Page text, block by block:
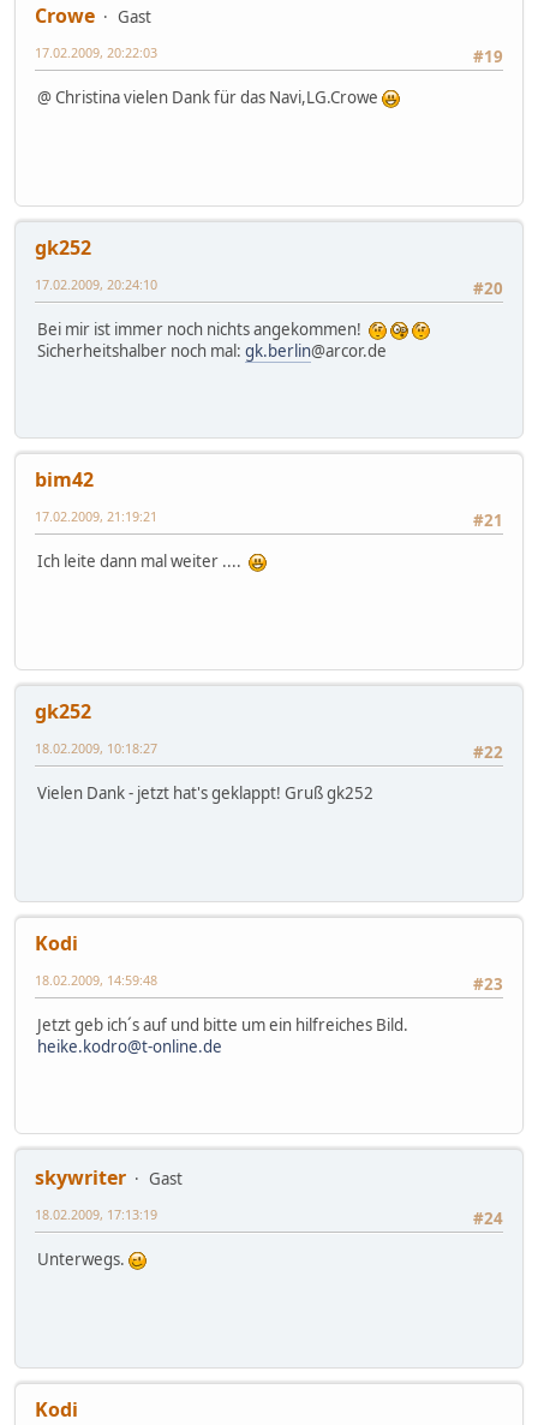
Crowe
Gast
#19
17.02.2009, 20:22:03
@ Christina vielen Dank für das Navi,LG.Crowe
gk252
#20
17.02.2009, 20:24:10
Bei mir ist immer noch nichts angekommen!
Sicherheitshalber noch mal: gk.berlin@arcor.de
bim42
#21
17.02.2009, 21:19:21
Ich leite dann mal weiter ....
gk252
#22
18.02.2009, 10:18:27
Vielen Dank - jetzt hat's geklappt! Gruß gk252
Kodi
#23
18.02.2009, 14:59:48
Jetzt geb ich´s auf und bitte um ein hilfreiches Bild.
heike.kodro@t-online.de
skywriter
Gast
#24
18.02.2009, 17:13:19
Unterwegs.
Kodi